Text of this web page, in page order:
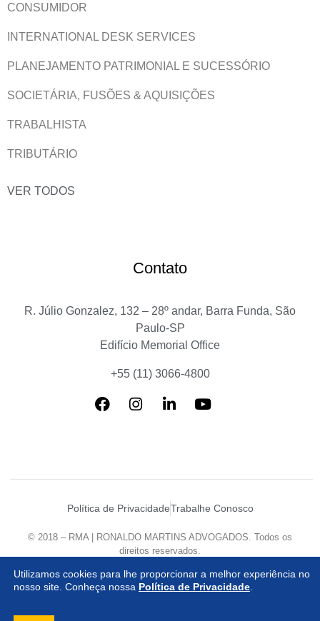
CONSUMIDOR
INTERNATIONAL DESK SERVICES
PLANEJAMENTO PATRIMONIAL E SUCESSÓRIO
SOCIETÁRIA, FUSÕES & AQUISIÇÕES
TRABALHISTA
TRIBUTÁRIO
VER TODOS
Contato
R. Júlio Gonzalez, 132 – 28º andar, Barra Funda, São
Paulo-SP
Edifício Memorial Office
+55 (11) 3066-4800
© 2018 – RMA | RONALDO MARTINS ADVOGADOS. Todos os
direitos reservados.
Política de PrivacidadeTrabalhe Conosco
Utilizamos cookies para lhe proporcionar a melhor experiência no
nosso site. Conheça nossa Política de Privacidade